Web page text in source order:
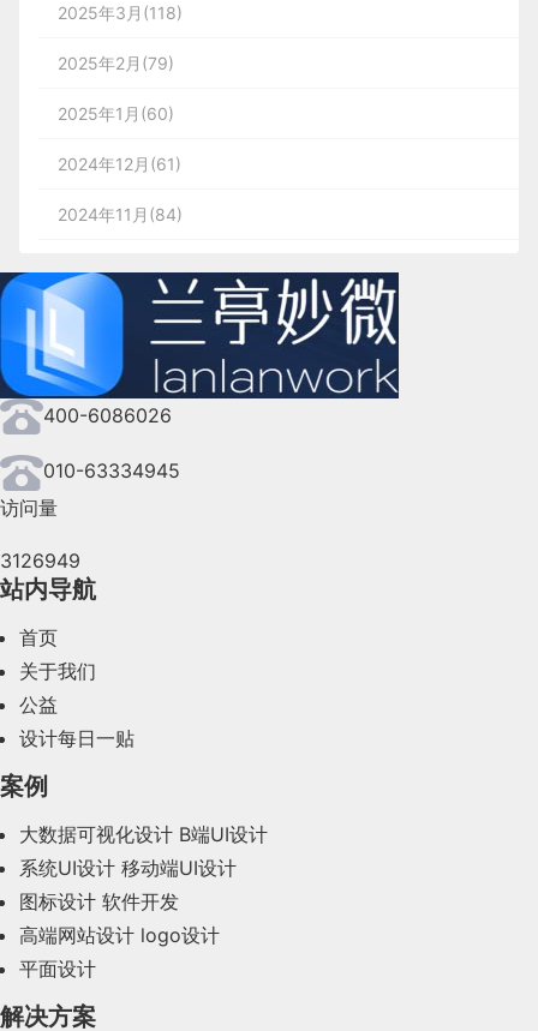
2025年3月(118)
2025年2月(79)
2025年1月(60)
2024年12月(61)
2024年11月(84)
2024年9月(144)
2024年8月(164)
2024年7月(107)
2024年6月(63)
2024年4月(44)
2024年2月(58)
2023年10月(14)
2023年8月(88)
2023年7月(62)
400-6086026
010-63334945
访问量
3126949
站内导航
首页
关于我们
公益
设计每日一贴
案例
大数据可视化设计 B端UI设计
系统UI设计 移动端UI设计
图标设计 软件开发
高端网站设计 logo设计
平面设计
解决方案